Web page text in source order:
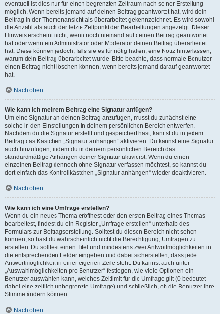
eventuell ist dies nur für einen begrenzten Zeitraum nach seiner Erstellung
möglich. Wenn bereits jemand auf deinen Beitrag geantwortet hat, wird dein
Beitrag in der Themenansicht als überarbeitet gekennzeichnet. Es wird sowohl
die Anzahl als auch der letzte Zeitpunkt der Bearbeitungen angezeigt. Dieser
Hinweis erscheint nicht, wenn noch niemand auf deinen Beitrag geantwortet
hat oder wenn ein Administrator oder Moderator deinen Beitrag überarbeitet
hat. Diese können jedoch, falls sie es für nötig halten, eine Notiz hinterlassen,
warum dein Beitrag überarbeitet wurde. Bitte beachte, dass normale Benutzer
einen Beitrag nicht löschen können, wenn bereits jemand darauf geantwortet
hat.
Nach oben
Wie kann ich meinem Beitrag eine Signatur anfügen?
Um eine Signatur an deinen Beitrag anzufügen, musst du zunächst eine
solche in den Einstellungen in deinem persönlichen Bereich entwerfen.
Nachdem du die Signatur erstellt und gespeichert hast, kannst du in jedem
Beitrag das Kästchen „Signatur anhängen“ aktivieren. Du kannst eine Signatur
auch hinzufügen, indem du in deinem persönlichen Bereich das
standardmäßige Anhängen deiner Signatur aktivierst. Wenn du einen
einzelnen Beitrag dennoch ohne Signatur verfassen möchtest, so kannst du
dort einfach das Kontrollkästchen „Signatur anhängen“ wieder deaktivieren.
Nach oben
Wie kann ich eine Umfrage erstellen?
Wenn du ein neues Thema eröffnest oder den ersten Beitrag eines Themas
bearbeitest, findest du ein Register „Umfrage erstellen“ unterhalb des
Formulars zur Beitragserstellung. Solltest du diesen Bereich nicht sehen
können, so hast du wahrscheinlich nicht die Berechtigung, Umfragen zu
erstellen. Du solltest einen Titel und mindestens zwei Antwortmöglichkeiten in
die entsprechenden Felder eingeben und dabei sicherstellen, dass jede
Antwortmöglichkeit in einer eigenen Zeile steht. Du kannst auch unter
„Auswahlmöglichkeiten pro Benutzer“ festlegen, wie viele Optionen ein
Benutzer auswählen kann, welches Zeitlimit für die Umfrage gilt (0 bedeutet
dabei eine zeitlich unbegrenzte Umfrage) und schließlich, ob die Benutzer ihre
Stimme ändern können.
Nach oben